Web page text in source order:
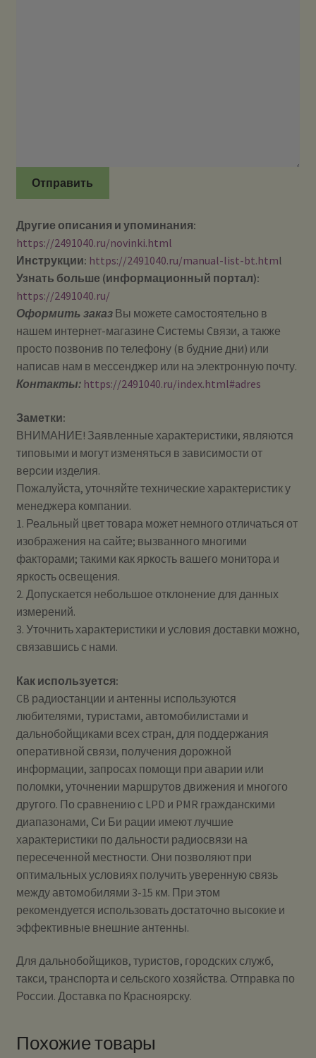
Отправить
Другие описания и упоминания:
https://2491040.ru/novinki.html
Инструкции: https://2491040.ru/manual-list-bt.html
Узнать больше (информационный портал):
https://2491040.ru/
Оформить заказВы можете самостоятельно в
нашем интернет-магазине Системы Cвязи, а также
просто позвонив по телефону (в будние дни) или
написав нам в мессенджер или на электронную почту.
Контакты: https://2491040.ru/index.html#adres
Заметки:
ВНИМАНИЕ! Заявленные характеристики, являются
типовыми и могут изменяться в зависимости от
версии изделия.
Пожалуйста, уточняйте технические характеристик у
менеджера компании.
1. Реальный цвет товара может немного отличаться от
изображения на сайте; вызванного многими
факторами; такими как яркость вашего монитора и
яркость освещения.
2. Допускается небольшое отклонение для данных
измерений.
3. Уточнить характеристики и условия доставки можно,
связавшись с нами.
Как используется:
CB радиостанции и антенны используются
любителями, туристами, автомобилистами и
дальнобойщиками всех стран, для поддержания
оперативной связи, получения дорожной
информации, запросах помощи при аварии или
поломки, уточнении маршрутов движения и многого
другого. По сравнению с LPD и PMR гражданскими
диапазонами, Си Би рации имеют лучшие
характеристики по дальности радиосвязи на
пересеченной местности. Они позволяют при
оптимальных условиях получить уверенную связь
между автомобилями 3-15 км. При этом
рекомендуется использовать достаточно высокие и
эффективные внешние антенны.
Для дальнобойщиков, туристов, городских служб,
такси, транспорта и сельского хозяйства. Отправка по
России. Доставка по Красноярску.
Похожие товары